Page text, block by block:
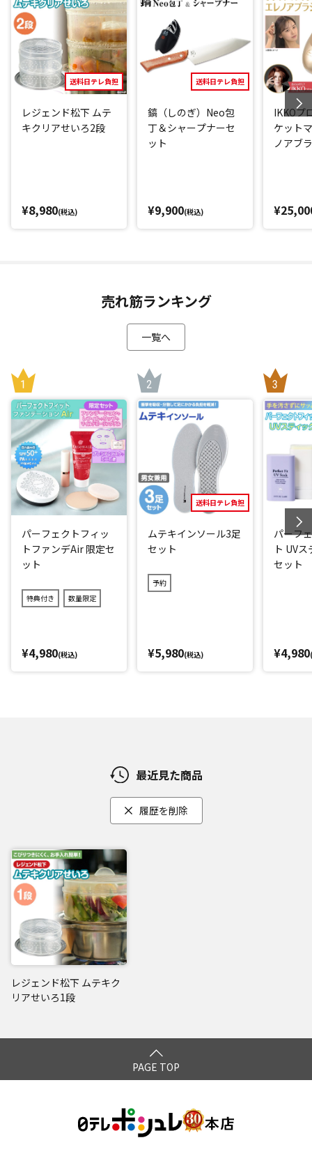
が落ちる構造でヘルシーに仕上がります。
またニオイが移りやすいニンニクや、色がつきやすいキムチ
を使った料理もOK。
ニオイや汚れがつきにくく、洗剤も使用できるのでお手入れ
もしやすいです。
さらに透明なのもポイント！
一般的なせいろだと、中の様子を見るため何度もフタを開け
がちですが、そのたび蒸気が逃げ蒸す時間がかかります。
その点、透明なムテキクリアせいろは、中を確認でき、フタ
様々なレシピをこなせる
くらモチモチになります。
した料理など作ることも可能。
さらに、クリアせいろを2段にするとおいしさも倍増！野菜と
31種類の作り方が載ったレシピブックを付属！アイデア次第
でいろんな料理が楽しめます。
とにかく圧倒的にお手入れが簡単！
「ポリメチルペンテン(TPX)」は食材がくっつきにくい素材な
ので、お手入れが驚くほど簡単！
洗剤を使って洗うことができ、食洗機もOK。
高いはっ水性で水切れがよく乾きやすいので、毎日使用でき
ます。
送料日テレ負担
レジェンド松下 ムテ
キクリアせいろ2段
¥8,980(税込)
送料日テレ負担
鎬（しのぎ）Neo包
丁＆シャープナーセ
ット
¥9,900(税込)
IKKOプ
ケット
ノアブ
売れ筋ランキング
一覧へ
パーフェクトフィッ
トファンデAir 限定セ
ット
特典付き 数量限定
¥4,980(税込)
送料日テレ負担
ムテキインソール3足
セット
予約
¥5,980(税込)
パーフ
ト UV
セット
¥4,980
最近見た商品
履歴を削除
レジェンド松下 ムテキク
リアせいろ1段
PAGE TOP